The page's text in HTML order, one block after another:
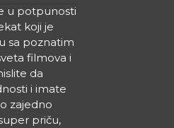
u potpunosti
koji je
sa poznatim
filmova i
da
i imate
zajedno
priču,